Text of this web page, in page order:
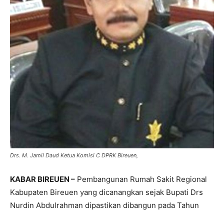
Drs. M. Jamil Daud Ketua Komisi C DPRK Bireuen,
KABAR BIREUEN – Pembangunan Rumah Sakit Regional
Kabupaten Bireuen yang dicanangkan sejak Bupati Drs
Nurdin Abdulrahman dipastikan dibangun pada Tahun